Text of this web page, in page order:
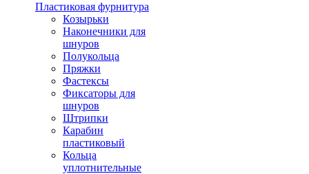
Пластиковая фурнитура
Козырьки
Наконечники для
шнуров
Полукольца
Пряжки
Фастексы
Фиксаторы для
шнуров
Штрипки
Карабин
пластиковый
Кольца
уплотнительные